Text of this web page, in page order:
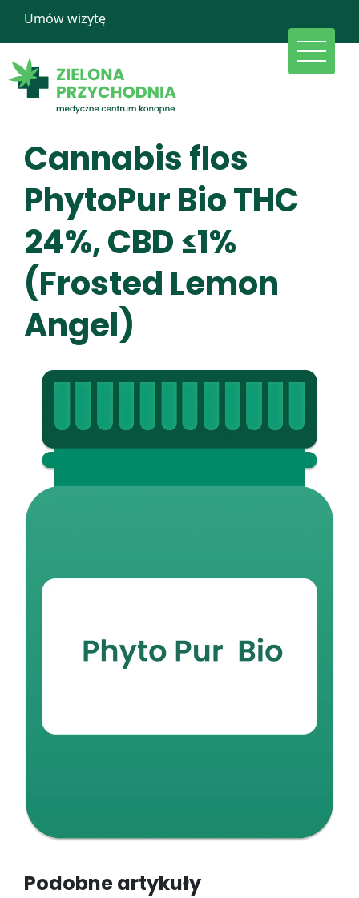
Umów wizytę
Cannabis flos
PhytoPur Bio THC
24%, CBD ≤1%
(Frosted Lemon
Angel)
Podobne artykuły